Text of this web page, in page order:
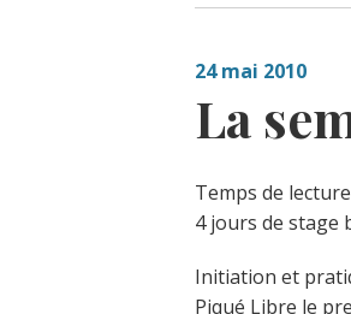
24 mai 2010
La
Temps de
4 jours de stage
Initiation et
Piqué Libre le